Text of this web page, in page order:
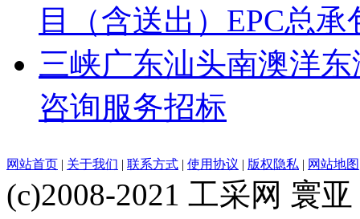
目（含送出）EPC总承
三峡广东汕头南澳洋
咨询服务招标
网站首页 | 关于我们 | 联系方式 | 使用协议 | 版权隐私 | 网站地图
(c)2008-2021 工采网 寰